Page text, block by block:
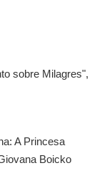
sobre Milagres",
A Princesa
Boicko